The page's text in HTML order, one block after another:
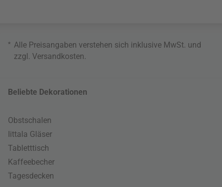
* Alle Preisangaben verstehen sich inklusive MwSt. und
zzgl. Versandkosten
Beliebte Dekorationen
Obstschalen
Iittala Gläser
Tabletttisch
Kaffeebecher
Tagesdecken